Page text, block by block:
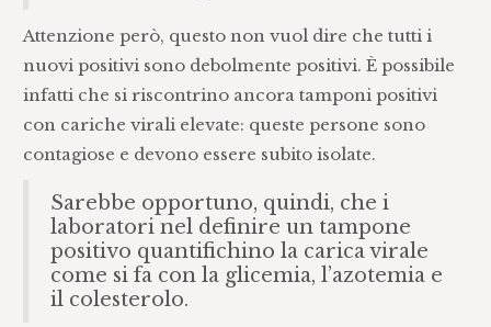
Attenzione però, questo non vuol dire che tutti i
nuovi positivi sono debolmente positivi. È possibile
infatti che si riscontrino ancora tamponi positivi
con cariche virali elevate: queste persone sono
contagiose e devono essere subito isolate.
Sarebbe opportuno, quindi, che i
laboratori nel definire un tampone
positivo quantifichino la carica virale
come si fa con la glicemia, l’azotemia e
il colesterolo.